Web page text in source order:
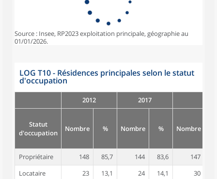
Source : Insee, RP2023 exploitation principale, géographie au
01/01/2026.
LOG T10 - Résidences principales selon le statut
d'occupation
2012 2017
Statut
d'occupation
Nombre % Nombre % Nombre
Propriétaire 148 85,7 144 83,6 147
Locataire
23 13,1 24 14,1 30